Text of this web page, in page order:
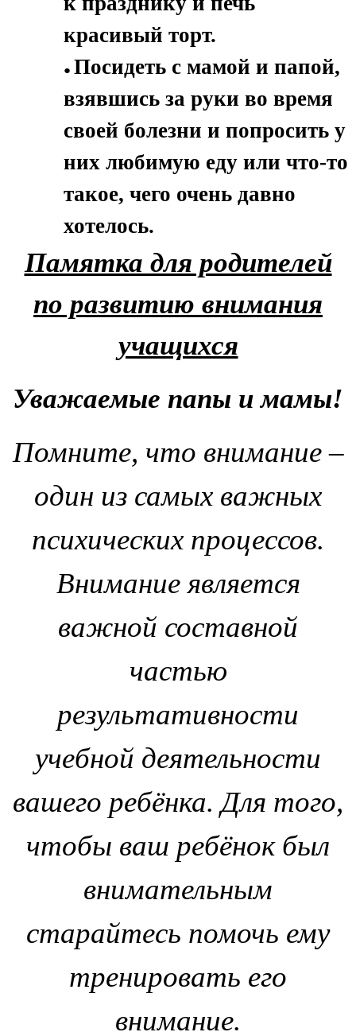
красивый торт.
Посидеть с мамой и папой,
взявшись за руки во время
своей болезни и попросить у
них любимую еду или что-то
такое, чего очень давно
хотелось.
Памятка для родителей
по развитию внимания
учащихся
Уважаемые папы и мамы!
Помните, что внимание –
один из самых важных
психических процессов.
Внимание является
важной составной
частью
результативности
учебной деятельности
вашего ребёнка. Для того,
чтобы ваш ребёнок был
внимательным
старайтесь помочь ему
тренировать его
внимание.